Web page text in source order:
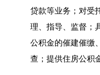
贷款等业务 ； 对受
理、指导、监督 ；
公积金的催建催缴
查 ； 提供住房公积